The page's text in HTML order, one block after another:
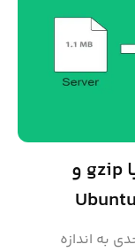
نحوه بهبود عملکرد وب‌سایت با gzip و
به اندازه